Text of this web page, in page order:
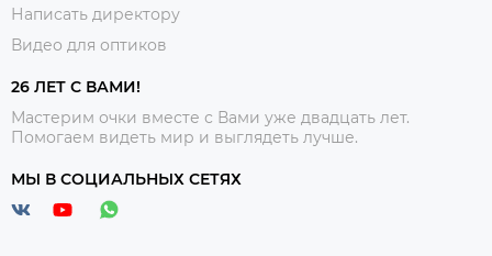
Написать директору
Видео для оптиков
26 ЛЕТ С ВАМИ!
Мастерим очки вместе с Вами уже двадцать лет.
Помогаем видеть мир и выглядеть лучше.
МЫ В СОЦИАЛЬНЫХ СЕТЯХ